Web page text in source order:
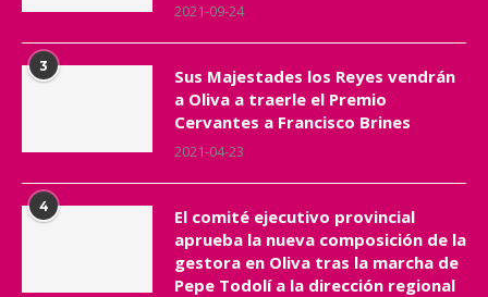
2021-09-24
3
Sus Majestades los Reyes vendrán
a Oliva a traerle el Premio
Cervantes a Francisco Brines
2021-04-23
4
El comité ejecutivo provincial
aprueba la nueva composición de la
gestora en Oliva tras la marcha de
Pepe Todolí a la dirección regional